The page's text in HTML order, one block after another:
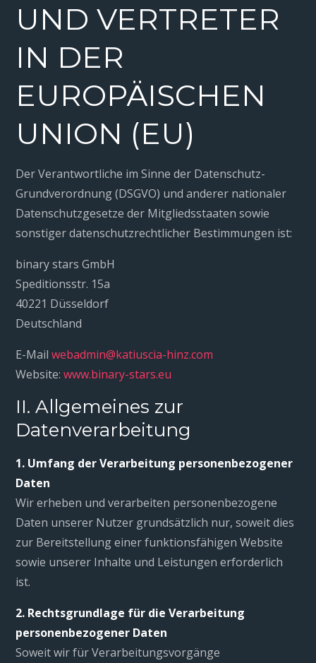
UND VERTRETER
IN DER
EUROPÄISCHEN
UNION (EU)
Der Verantwortliche im Sinne der Datenschutz-
Grundverordnung (DSGVO) und anderer nationaler
Datenschutzgesetze der Mitgliedsstaaten sowie
sonstiger datenschutzrechtlicher Bestimmungen ist:
binary stars GmbH
Speditionsstr. 15a
40221 Düsseldorf
Deutschland
E-Mailwebadmin@katiuscia-hinz.com
Website:www.binary-stars.eu
II. Allgemeines zur
Datenverarbeitung
1. Umfang der Verarbeitung personenbezogener
Daten
Wir erheben und verarbeiten personenbezogene
Daten unserer Nutzer grundsätzlich nur, soweit dies
zur Bereitstellung einer funktionsfähigen Website
sowie unserer Inhalte und Leistungen erforderlich
ist.
2. Rechtsgrundlage für die Verarbeitung
personenbezogener Daten
Soweit wir für Verarbeitungsvorgänge